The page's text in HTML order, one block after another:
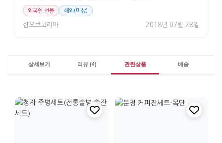
외국인 선물 해외(미상)
샵오브코리아 2018년 07월 28일
상세보기 리뷰 (4) 관련상품 배송